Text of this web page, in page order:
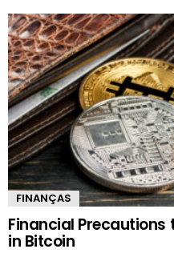
FINANÇAS
Financial Precautions
in Bitcoin